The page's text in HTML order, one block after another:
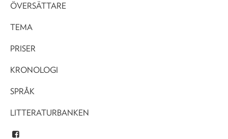
ÖVERSÄTTARE
TEMA
PRISER
KRONOLOGI
SPRÅK
LITTERATURBANKEN